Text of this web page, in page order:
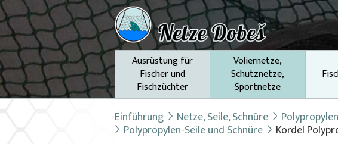
Ausrüstung für
Fischer und
Fischzüchter
Voliernetze,
Schutznetze,
Sportnetze
Einführung Netze, Seile, Schnüre
Polypropylen-Seile und Schnüre Kordel